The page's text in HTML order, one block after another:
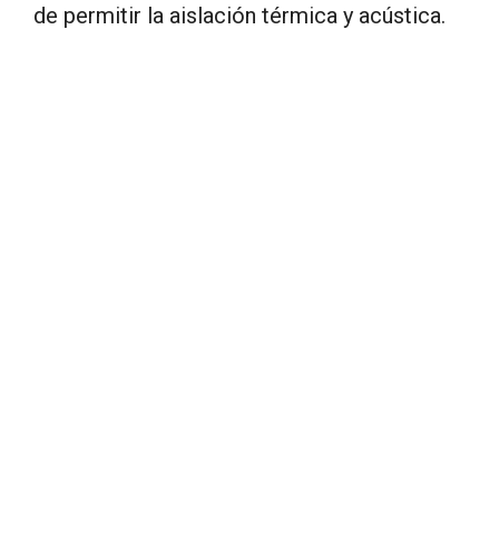
de permitir la aislación térmica y acústica.